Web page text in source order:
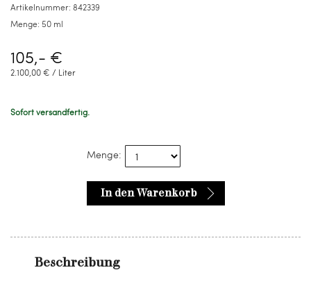
Artikelnummer: 842339
Menge: 50 ml
105,- €
2.100,00 € / Liter
Sofort versandfertig.
Menge:
In den Warenkorb
Beschreibung